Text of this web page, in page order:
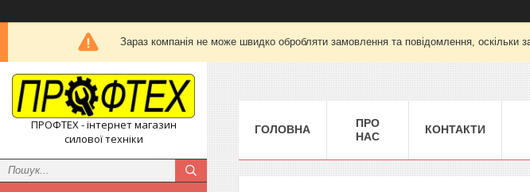
Зараз компанія не може швидко обробляти замовлення та повідомлення, оскільки
ПРОФТЕХ - інтернет магазин
силової техніки
ГОЛОВНА
ПРО
НАС
КОНТАКТИ